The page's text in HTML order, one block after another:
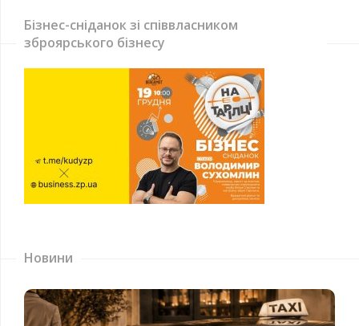
Бізнес-сніданок зі співвласником
зброярського бізнесу
Новини